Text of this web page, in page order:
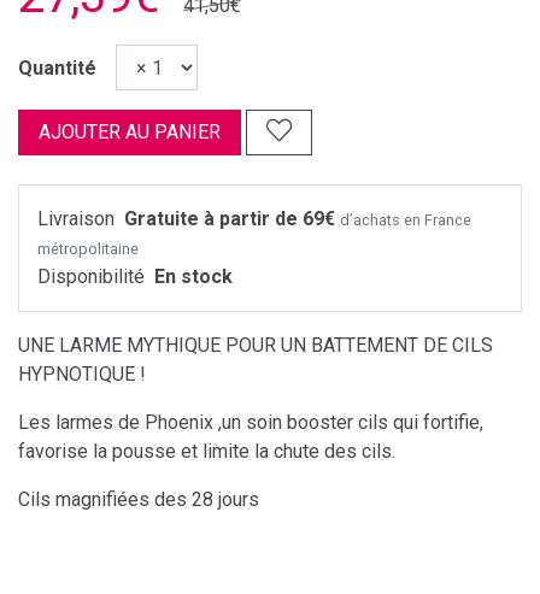
41,50€
Quantité
AJOUTER AU PANIER
Livraison Gratuite à partir de 69€ d’achats en France
métropolitaine
Disponibilité En stock
UNE LARME MYTHIQUE POUR UN BATTEMENT DE CILS
HYPNOTIQUE !
Les larmes de Phoenix ,un soin booster cils qui fortifie,
favorise la pousse et limite la chute des cils.
Cils magnifiées des 28 jours